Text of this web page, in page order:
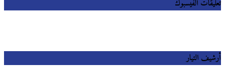
تعليقات الفيسبوك
أرشيف التيار